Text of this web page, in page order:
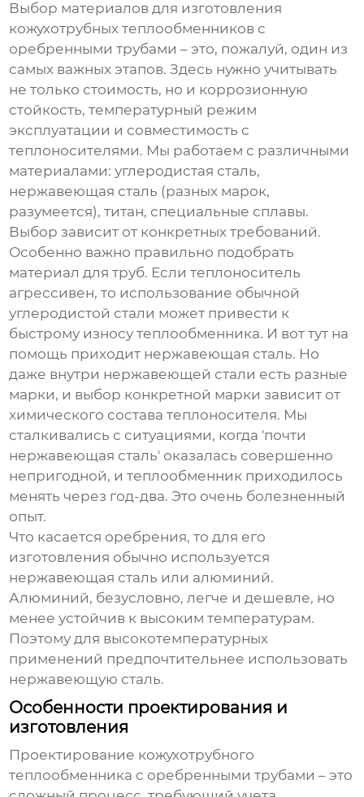
Выбор материалов для изготовления
кожухотрубных теплообменников с
оребренными трубами – это, пожалуй, один из
самых важных этапов. Здесь нужно учитывать
не только стоимость, но и коррозионную
стойкость, температурный режим
эксплуатации и совместимость с
теплоносителями. Мы работаем с различными
материалами: углеродистая сталь,
нержавеющая сталь (разных марок,
разумеется), титан, специальные сплавы.
Выбор зависит от конкретных требований.
Особенно важно правильно подобрать
материал для труб. Если теплоноситель
агрессивен, то использование обычной
углеродистой стали может привести к
быстрому износу теплообменника. И вот тут на
помощь приходит нержавеющая сталь. Но
даже внутри нержавеющей стали есть разные
марки, и выбор конкретной марки зависит от
химического состава теплоносителя. Мы
сталкивались с ситуациями, когда 'почти
нержавеющая сталь' оказалась совершенно
непригодной, и теплообменник приходилось
менять через год-два. Это очень болезненный
опыт.
Что касается оребрения, то для его
изготовления обычно используется
нержавеющая сталь или алюминий.
Алюминий, безусловно, легче и дешевле, но
менее устойчив к высоким температурам.
Поэтому для высокотемпературных
применений предпочтительнее использовать
нержавеющую сталь.
Особенности проектирования и
изготовления
Проектирование кожухотрубного
теплообменника с оребренными трубами – это